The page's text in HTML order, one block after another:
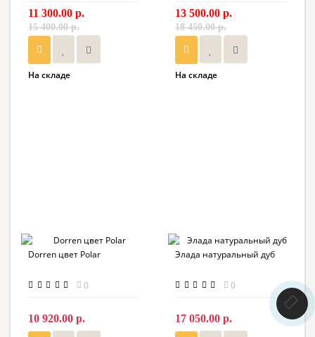
11 300.00 р.
15 400.00 р.
На складе
13 500.00 р.
18 450.00 р.
На складе
Dorren цвет Polar
0
10 920.00 р.
Элада натуральный дуб
0
17 050.00 р.